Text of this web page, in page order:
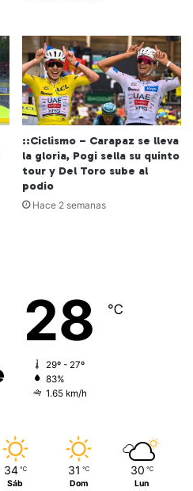
::Ciclismo – Carapaz se lleva
la gloria, Pogi sella su quinto
tour y Del Toro sube al
podio
Hace 2 semanas
28 ℃
29º - 27º
83%
1.65 km/h
34 ℃
Sáb
31 ℃
Dom
30 ℃
Lun